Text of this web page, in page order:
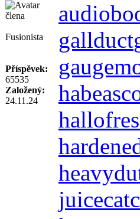
Fusionista
Příspěvek:
65535
Založený:
24.11.24
gallduct